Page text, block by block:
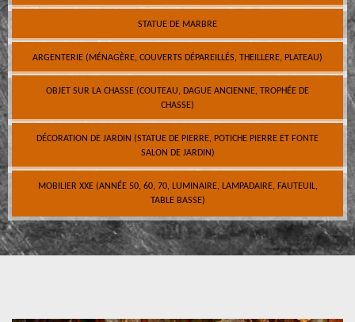
STATUE DE MARBRE
ARGENTERIE (MÉNAGÈRE, COUVERTS DÉPAREILLÉS, THEILLERE, PLATEAU)
OBJET SUR LA CHASSE (COUTEAU, DAGUE ANCIENNE, TROPHÉE DE
CHASSE)
DÉCORATION DE JARDIN (STATUE DE PIERRE, POTICHE PIERRE ET FONTE
SALON DE JARDIN)
MOBILIER XXE (ANNÉE 50, 60, 70, LUMINAIRE, LAMPADAIRE, FAUTEUIL,
TABLE BASSE)